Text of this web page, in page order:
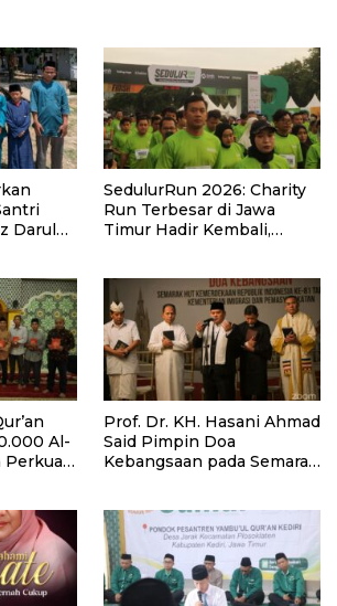
Darul
SedulurRun 2026: Charity
Run Terbesar di Jawa
Timur Hadir Kembali,
Santri dan Guru Honorer
Al-
Perkuat
Prof. Dr. KH. Hasani Ahmad
Said Pimpin Doa
Kebangsaan pada Semarak
dan Pemasyarakatan RI